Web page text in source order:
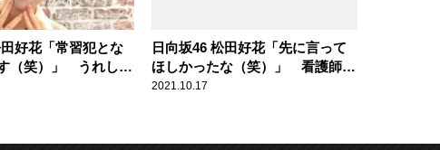
好花「常習犯とな
（笑）」 うれしい
日向坂46 松田好花「先に言って
ほしかったな（笑）」 看護師か
らの思わぬ“告白”で頭が真っ白に
2021.10.17